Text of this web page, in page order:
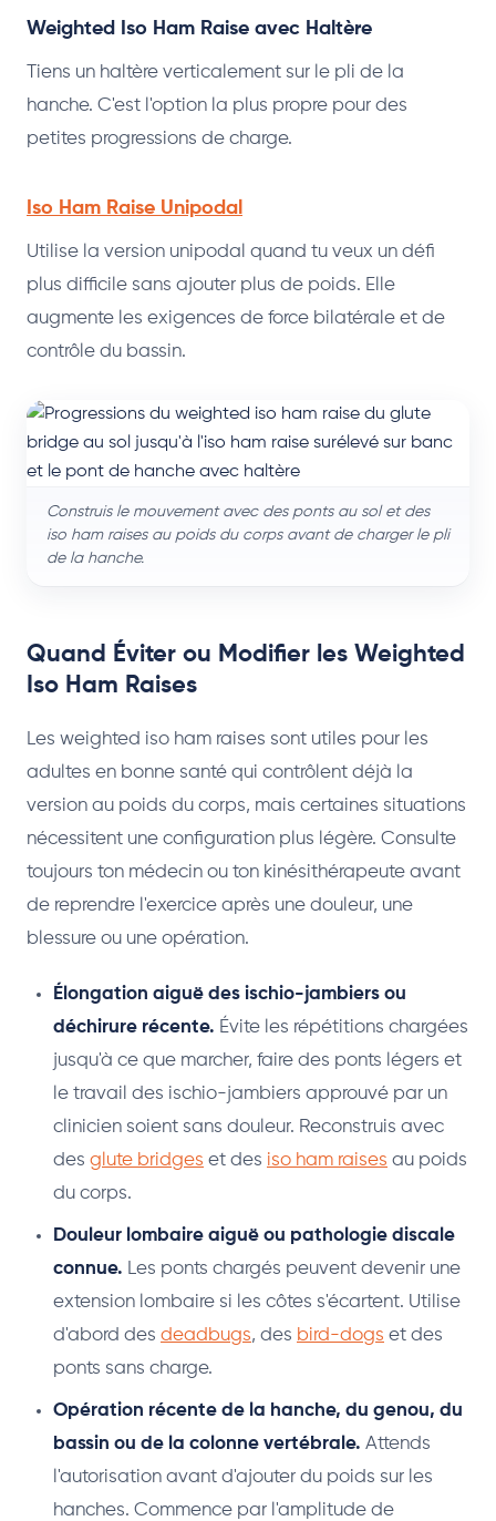
Weighted Iso Ham Raise avec Haltère
Tiens un haltère verticalement sur le pli de la
hanche. C'est l'option la plus propre pour des
petites progressions de charge.
Iso Ham Raise Unipodal
Utilise la version unipodal quand tu veux un défi
plus difficile sans ajouter plus de poids. Elle
augmente les exigences de force bilatérale et de
contrôle du bassin.
Construis le mouvement avec des ponts au sol et des
iso ham raises au poids du corps avant de charger le pli
de la hanche.
Quand Éviter ou Modifier les Weighted
Iso Ham Raises
Les weighted iso ham raises sont utiles pour les
adultes en bonne santé qui contrôlent déjà la
version au poids du corps, mais certaines situations
nécessitent une configuration plus légère. Consulte
toujours ton médecin ou ton kinésithérapeute avant
de reprendre l'exercice après une douleur, une
blessure ou une opération.
Élongation aiguë des ischio-jambiers ou
déchirure récente. Évite les répétitions chargées
jusqu'à ce que marcher, faire des ponts légers et
le travail des ischio-jambiers approuvé par un
clinicien soient sans douleur. Reconstruis avec
des glute bridges et des iso ham raises au poids
du corps.
Douleur lombaire aiguë ou pathologie discale
connue. Les ponts chargés peuvent devenir une
extension lombaire si les côtes s'écartent. Utilise
d'abord des deadbugs, des bird-dogs et des
ponts sans charge.
Opération récente de la hanche, du genou, du
bassin ou de la colonne vertébrale. Attends
l'autorisation avant d'ajouter du poids sur les
hanches. Commence par l'amplitude de